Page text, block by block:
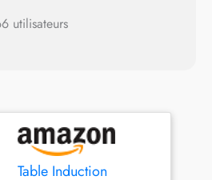
utilisateurs
Table Induction